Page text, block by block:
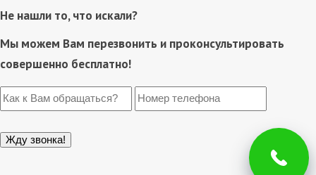
Не нашли то, что искали?
Мы можем Вам перезвонить и проконсультировать
совершенно бесплатно!